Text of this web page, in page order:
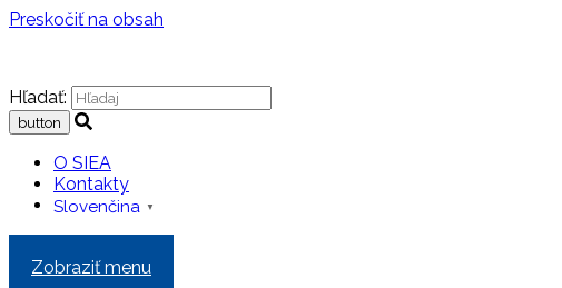
Preskočiť na obsah
Hľadať:
O SIEA
Kontakty
Slovenčina ▼
Zobraziť menu